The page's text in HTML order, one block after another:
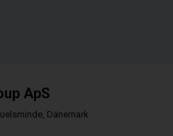
ApS
Dänemark